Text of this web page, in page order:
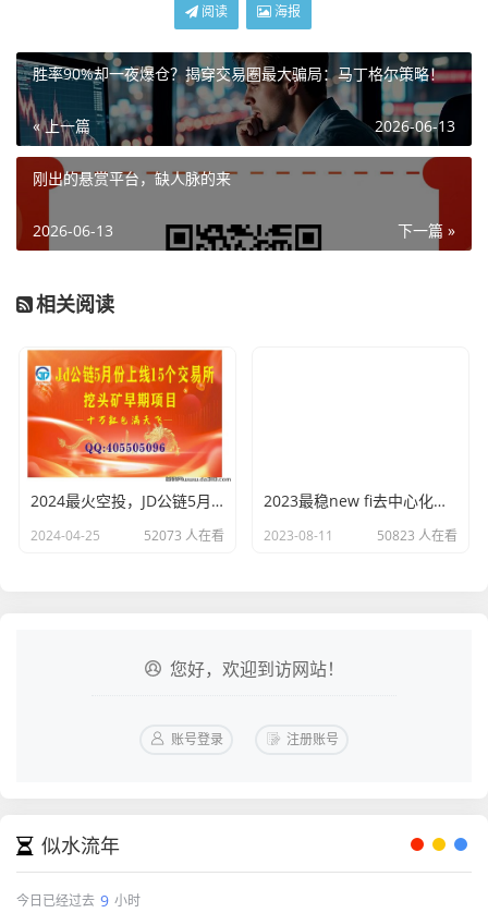
阅读 海报
胜率90%却一夜爆仓？揭穿交易圈最大骗局：马丁格尔策略！
« 上一篇 2026-06-13
刚出的悬赏平台，缺人脉的来
下一篇 »
2026-06-13
相关阅读
2024最火空投，JD公链5月份上线15个交易所，【首码对接】
2024-04-25 52073 人在看
2023最稳new fi去中心化聚合器
2023-08-11 50823 人在看
您好，欢迎到访网站！
账号登录 注册账号
似水流年
今日已经过去 9 小时